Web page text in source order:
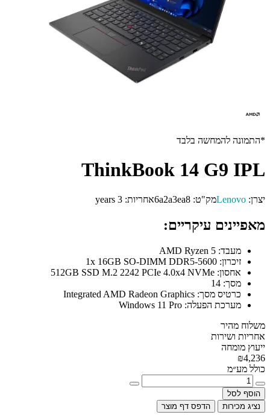
*התמונה להמחשה בלבד
ThinkBook 14 G9 IPL
יצרן: Lenovoמק"ט: 6a2a3ea8אחריות: 3 years
מאפיינים עיקריים:
מעבד:
זיכרון:
אחסון:
מסך:
כרטיס מסך:
מערכת הפעלה:
משלוח מהיר
אחריות ושירות
ייעוץ מומחה
₪4,236
כולל מע״מ
הוסף לסל
נציג מכירות
הדפס דף מוצר